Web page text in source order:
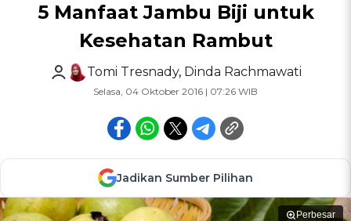
5 Manfaat Jambu Biji untuk
Kesehatan Rambut
Tomi Tresnady, Dinda Rachmawati
Selasa, 04 Oktober 2016 | 07:26 WIB
Jadikan Sumber Pilihan
Perbesar